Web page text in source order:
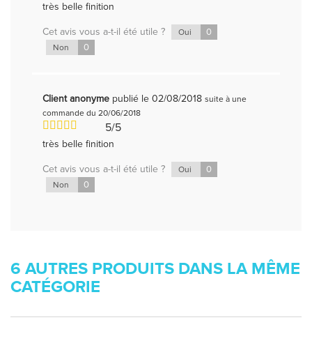
très belle finition
Cet avis vous a-t-il été utile ? Oui 0
Non 0
Client anonyme publié le 02/08/2018 suite à une
commande du 20/06/2018
5/5
très belle finition
Cet avis vous a-t-il été utile ? Oui 0
Non 0
6 AUTRES PRODUITS DANS LA MÊME
CATÉGORIE